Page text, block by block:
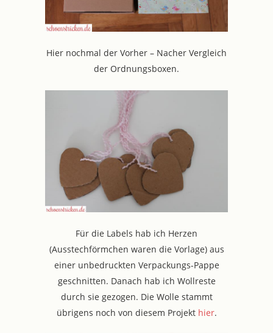
Hier nochmal der Vorher – Nacher Vergleich
der Ordnungsboxen.
Für die Labels hab ich Herzen
(Ausstechförmchen waren die Vorlage) aus
einer unbedruckten Verpackungs-Pappe
geschnitten. Danach hab ich Wollreste
durch sie gezogen. Die Wolle stammt
übrigens noch von diesem Projekt hier.